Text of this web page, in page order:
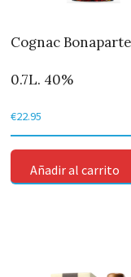
Cognac
0.7L. 40%
€22.95
Añadir al carrito